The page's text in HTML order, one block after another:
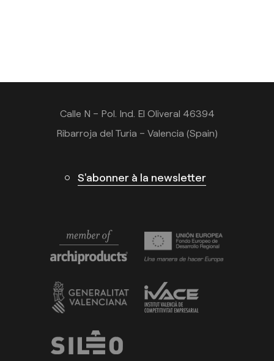
Calle N – Pol. Ind. El Oliveral 46394
Ribarroja del Turia – Valencia (Spain)
S'abonner à la newsletter